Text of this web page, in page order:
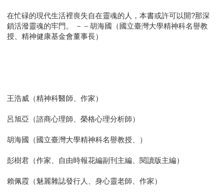
在忙碌的現代生活裡喪失自在靈魂的人，本書或許可以開?那深
鎖活潑靈魂的牢門。 －－胡海國（國立臺灣大學精神科名譽教
授、精神健康基金會董事長）
王浩威（精神科醫師、作家）
呂旭亞（諮商心理師、榮格心理分析師）
胡海國（國立臺灣大學精神科名譽教授、）
彭樹君（作家、自由時報花編副刊主編、閱讀版主編）
賴佩霞（魅麗雜誌發行人、身心靈老師、作家）